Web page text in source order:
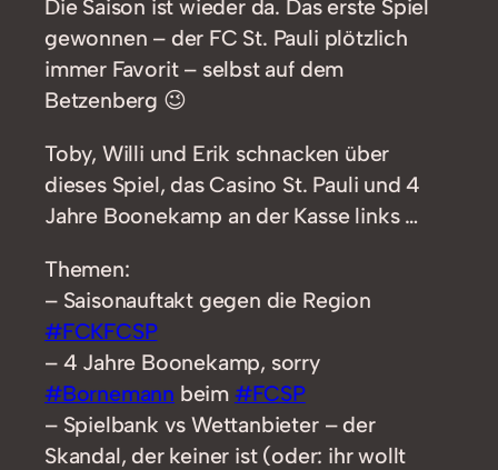
Die Saison ist wieder da. Das erste Spiel
gewonnen – der FC St. Pauli plötzlich
immer Favorit – selbst auf dem
Betzenberg 😉
Toby, Willi und Erik schnacken über
dieses Spiel, das Casino St. Pauli und 4
Jahre Boonekamp an der Kasse links …
Themen:
– Saisonauftakt gegen die Region
#FCKFCSP
– 4 Jahre Boonekamp, sorry
#Bornemann beim #FCSP
– Spielbank vs Wettanbieter – der
Skandal, der keiner ist (oder: ihr wollt